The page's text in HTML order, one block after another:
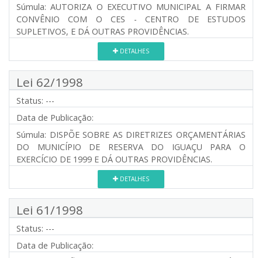
Súmula: AUTORIZA O EXECUTIVO MUNICIPAL A FIRMAR
CONVÊNIO COM O CES - CENTRO DE ESTUDOS
SUPLETIVOS, E DÁ OUTRAS PROVIDÊNCIAS.
DETALHES
Lei 62/1998
Status: ---
Data de Publicação:
Súmula: DISPÕE SOBRE AS DIRETRIZES ORÇAMENTÁRIAS
DO MUNICÍPIO DE RESERVA DO IGUAÇU PARA O
EXERCÍCIO DE 1999 E DÁ OUTRAS PROVIDÊNCIAS.
DETALHES
Lei 61/1998
Status: ---
Data de Publicação: